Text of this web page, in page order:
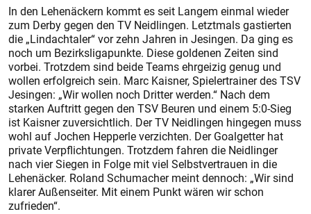
In den Lehenäckern kommt es seit Langem einmal wieder
zum Derby gegen den TV Neidlingen. Letztmals gastierten
die „Lindachtaler“ vor zehn Jahren in Jesingen. Da ging es
noch um Bezirksligapunkte. Diese goldenen Zeiten sind
vorbei. Trotzdem sind beide Teams ehrgeizig genug und
wollen erfolgreich sein. Marc Kaisner, Spielertrainer des TSV
Jesingen: „Wir wollen noch Dritter werden.“ Nach dem
starken Auftritt gegen den TSV Beuren und einem 5:0-Sieg
ist Kaisner zuversichtlich. Der TV Neidlingen hingegen muss
wohl auf Jochen Hepperle verzichten. Der Goalgetter hat
private Verpflichtungen. Trotzdem fahren die Neidlinger
nach vier Siegen in Folge mit viel Selbstvertrauen in die
Lehenäcker. Roland Schumacher meint dennoch: „Wir sind
klarer Außenseiter. Mit einem Punkt wären wir schon
zufrieden“.